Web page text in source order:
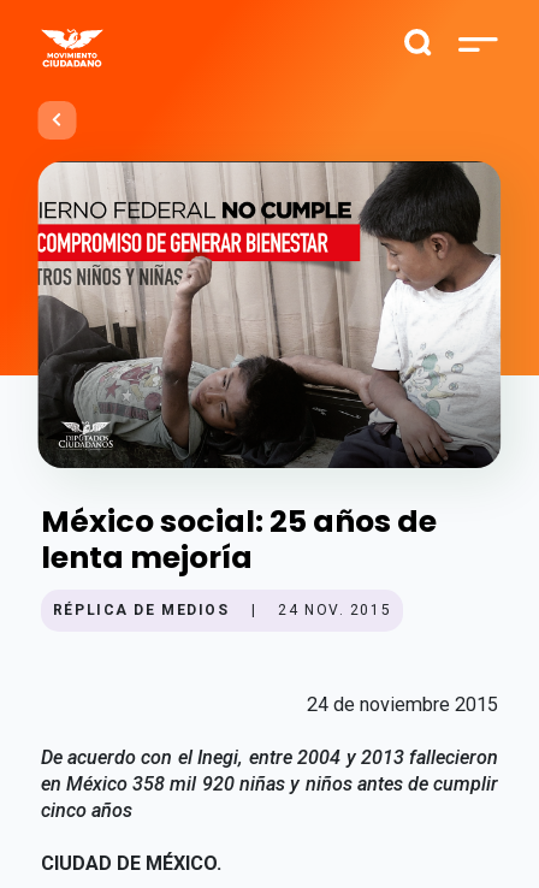
México social: 25 años de
lenta mejoría
RÉPLICA DE MEDIOS 24 NOV. 2015
24 de noviembre 2015
De acuerdo con el Inegi, entre 2004 y 2013 fallecieron
en México 358 mil 920 niñas y niños antes de cumplir
cinco años
CIUDAD DE MÉXICO.